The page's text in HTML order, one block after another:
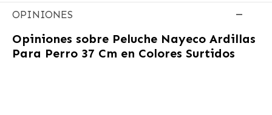
OPINIONES
Opiniones sobre Peluche Nayeco Ardillas
Para Perro 37 Cm en Colores Surtidos